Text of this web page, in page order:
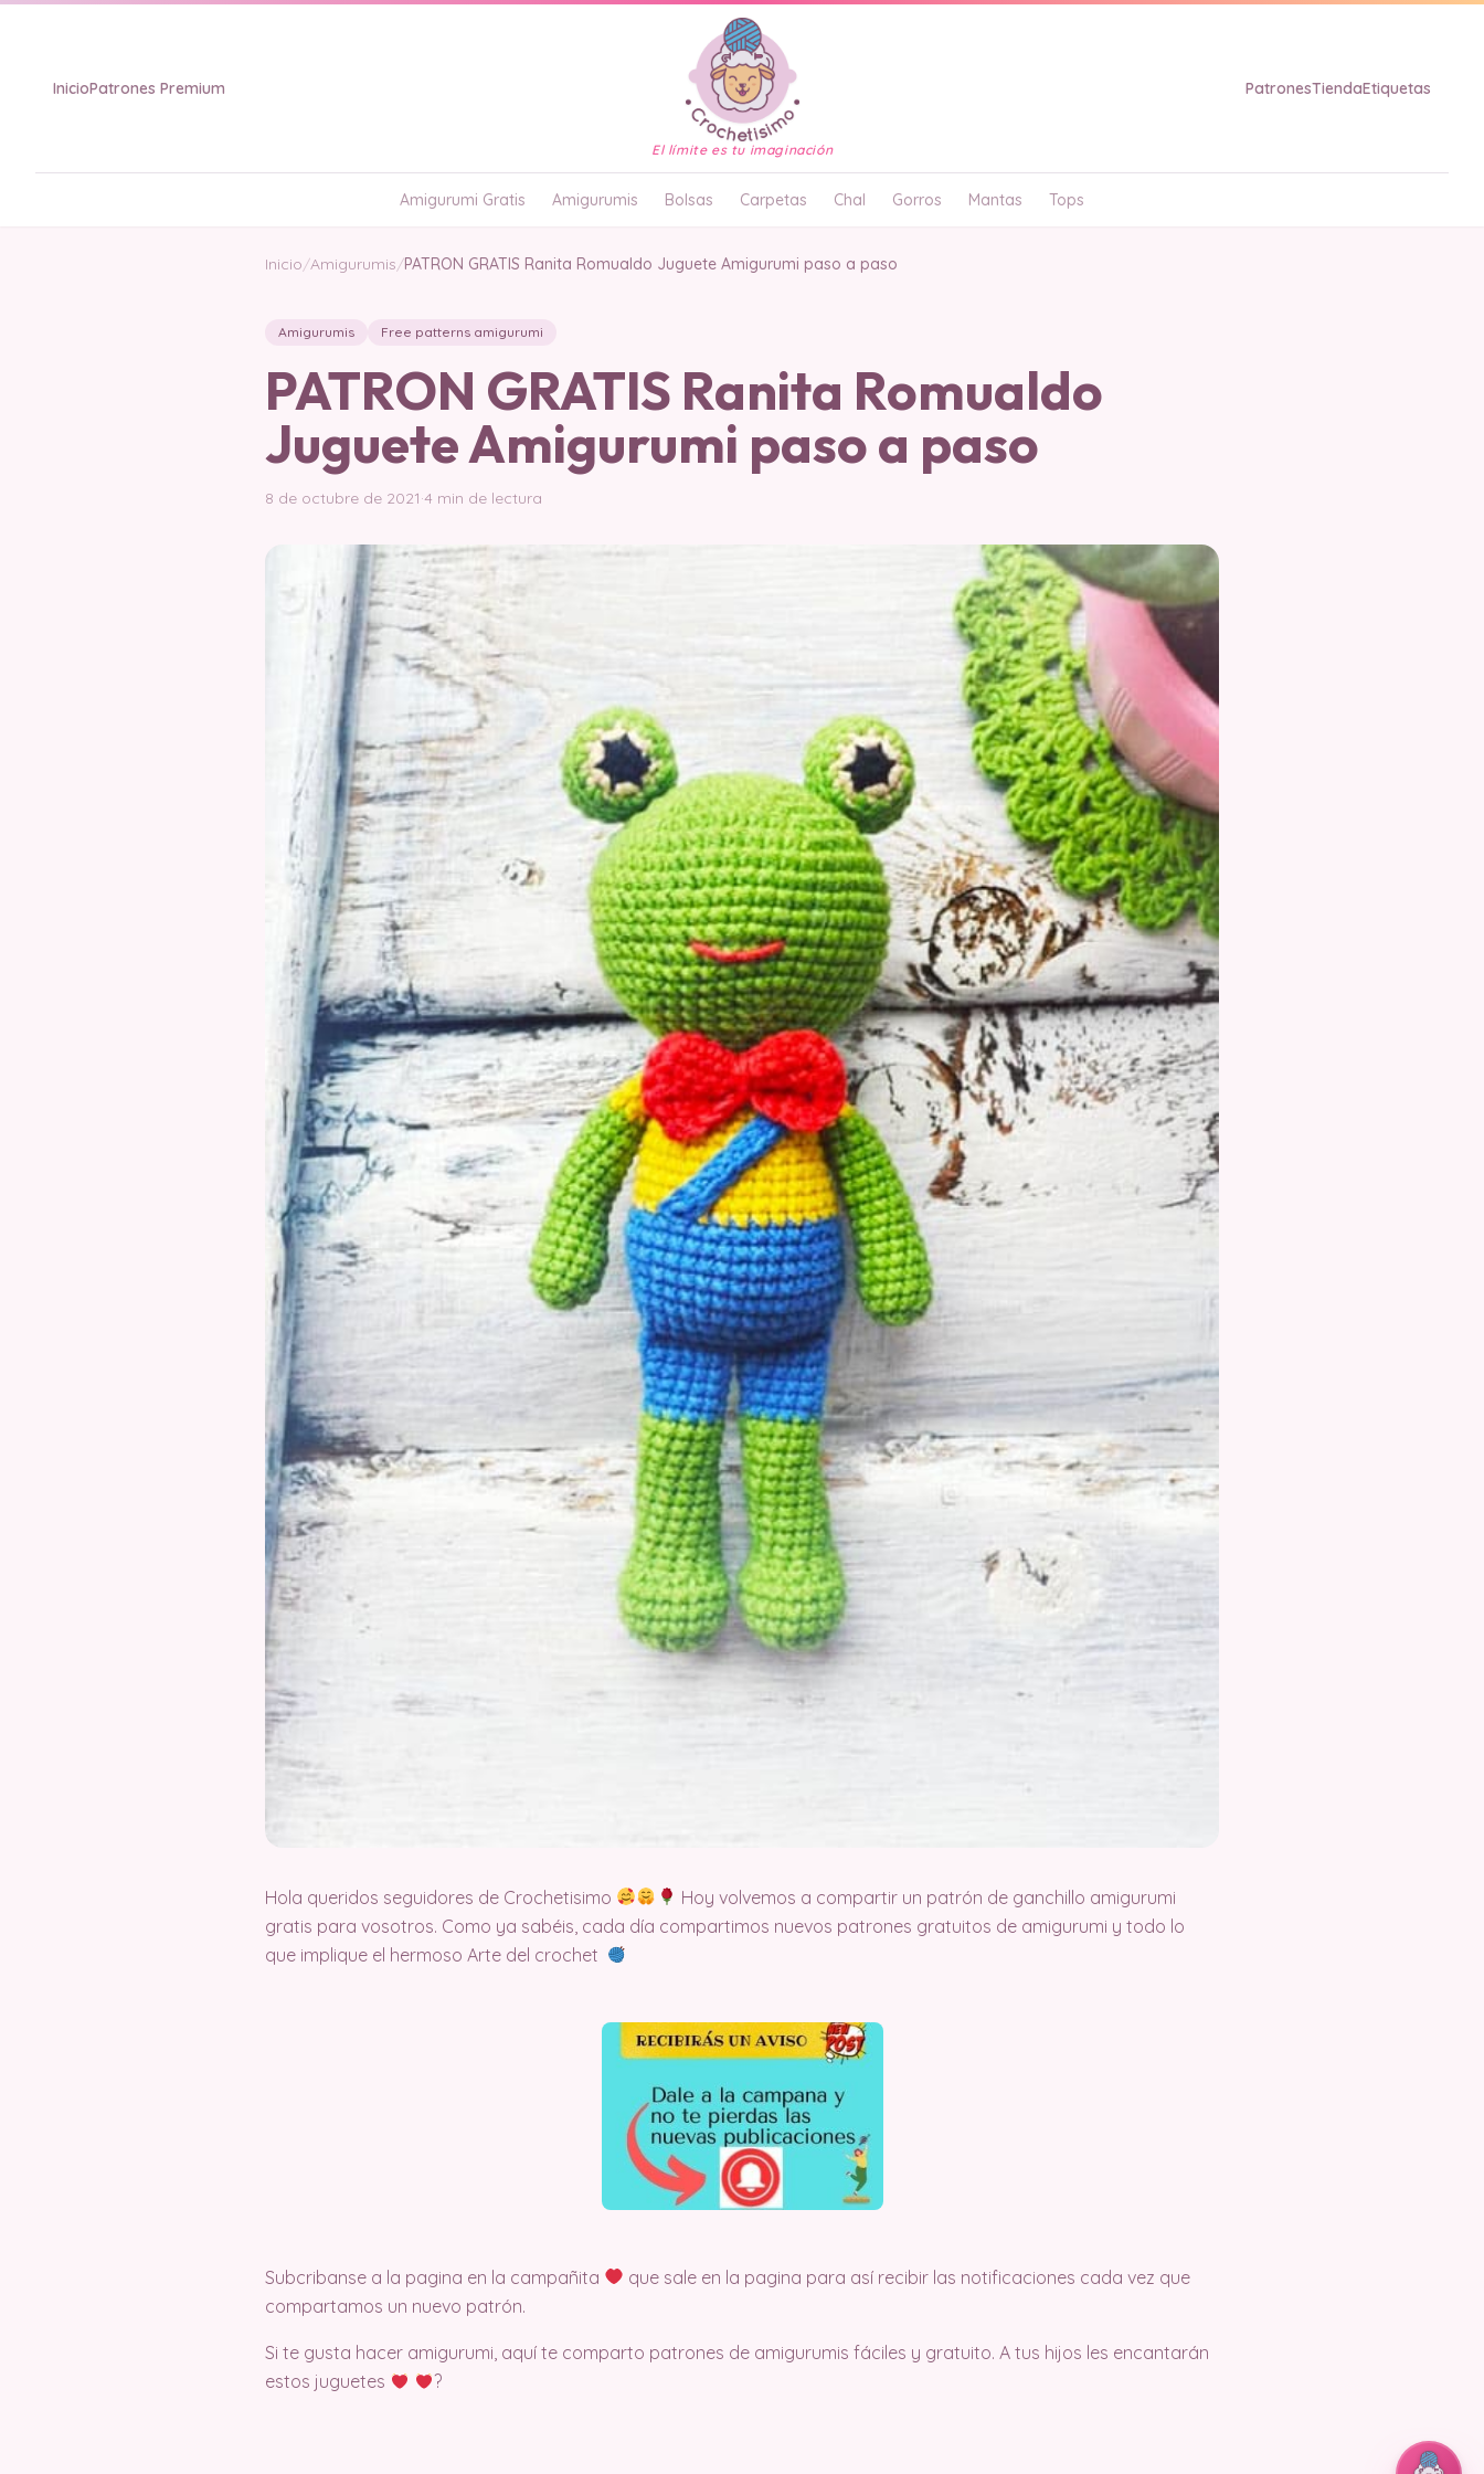
InicioPatrones Premium
El límite es tu imaginación
PatronesTiendaEtiquetas
Amigurumi Gratis Amigurumis Bolsas Carpetas Chal Gorros Mantas Tops
Inicio/Amigurumis/PATRON GRATIS Ranita Romualdo Juguete Amigurumi paso a paso
Amigurumis Free patterns amigurumi
PATRON GRATIS Ranita Romualdo
Juguete Amigurumi paso a paso
8 de octubre de 2021·4 min de lectura
Hola queridos seguidores de Crochetisimo
Hoy volvemos a compartir un patrón de ganchillo amigurumi
gratis para vosotros. Como ya sabéis, cada día compartimos nuevos patrones gratuitos de amigurumi y todo lo
que implique el hermoso Arte del crochet
Subcribanse a la pagina en la campañita
que sale en la pagina para así recibir las notificaciones cada vez que
compartamos un nuevo patrón.
Si te gusta hacer amigurumi, aquí te comparto patrones de amigurumis fáciles y gratuito. A tus hijos les encantarán
estos juguetes
?